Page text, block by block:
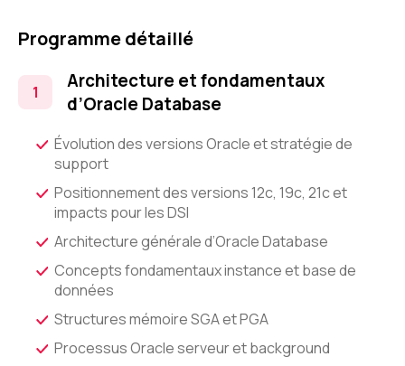
Programme détaillé
Architecture et fondamentaux
d’Oracle Database
Évolution des versions Oracle et stratégie de
support
Positionnement des versions 12c, 19c, 21c et
impacts pour les DSI
Architecture générale d’Oracle Database
Concepts fondamentaux instance et base de
données
Structures mémoire SGA et PGA
Processus Oracle serveur et background